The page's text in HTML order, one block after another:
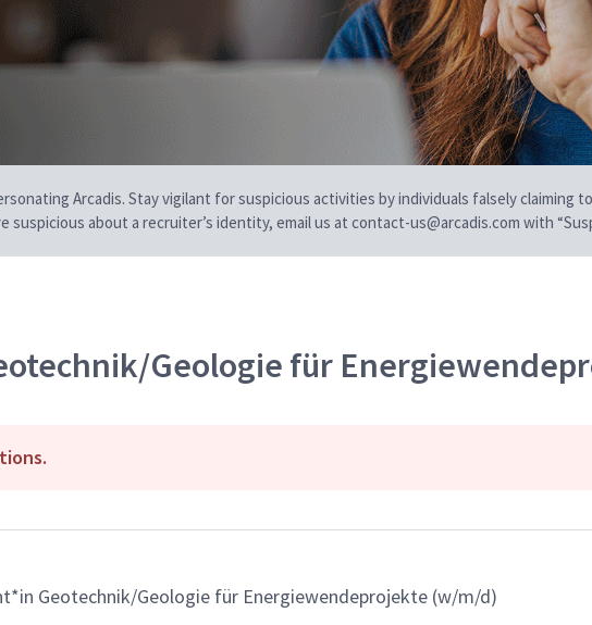
Arcadis. Stay vigilant for suspicious activities by individuals falsely claiming
suspicious about a recruiter’s identity, email us at contact-us@arcadis.com with
Geologie für
Geotechnik/Geologie für Energiewendeprojekte (w/m/d)